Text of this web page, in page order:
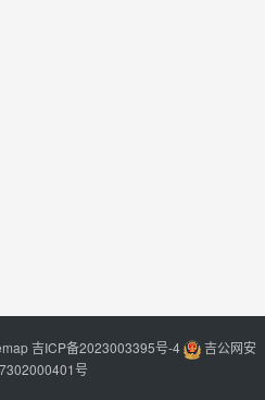
吉ICP备2023003395号-4
吉公网安
号